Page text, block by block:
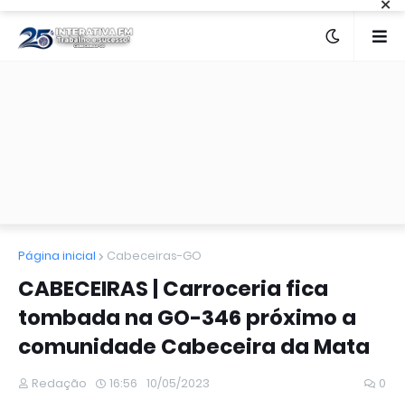
Página inicial Cabeceiras-GO
CABECEIRAS | Carroceria fica
tombada na GO-346 próximo a
comunidade Cabeceira da Mata
Redação 16:56 10/05/2023 0